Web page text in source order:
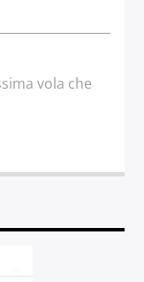
vola che